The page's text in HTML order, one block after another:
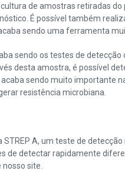
de amostras retiradas
É possível também
sendo uma ferramenta
sendo os testes de
desta amostra, é possível
sendo muito importante
resistência microbiana.
STREP A, um teste de
de detectar rapidamente
site.